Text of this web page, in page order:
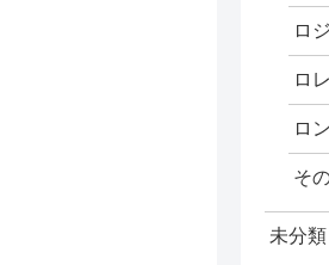
ロ
ロ
ロ
そ
未分類